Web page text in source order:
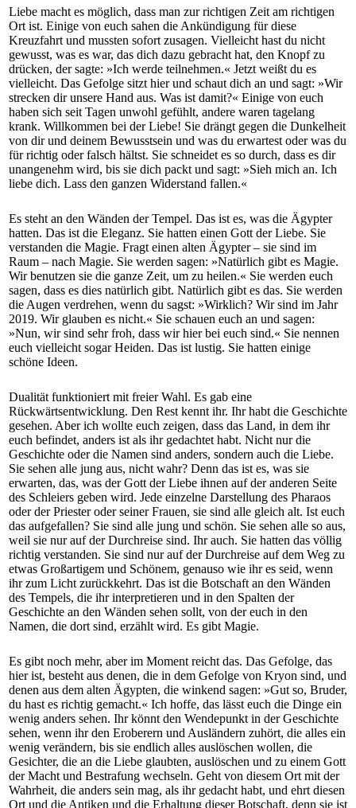
Liebe macht es möglich, dass man zur richtigen Zeit am richtigen
Ort ist. Einige von euch sahen die Ankündigung für diese
Kreuzfahrt und mussten sofort zusagen. Vielleicht hast du nicht
gewusst, was es war, das dich dazu gebracht hat, den Knopf zu
drücken, der sagte: »Ich werde teilnehmen.« Jetzt weißt du es
vielleicht. Das Gefolge sitzt hier und schaut dich an und sagt: »Wir
strecken dir unsere Hand aus. Was ist damit?« Einige von euch
haben sich seit Tagen unwohl gefühlt, andere waren tagelang
krank. Willkommen bei der Liebe! Sie drängt gegen die Dunkelheit
von dir und deinem Bewusstsein und was du erwartest oder was du
für richtig oder falsch hältst. Sie schneidet es so durch, dass es dir
unangenehm wird, bis sie dich packt und sagt: »Sieh mich an. Ich
liebe dich. Lass den ganzen Widerstand fallen.«
Es steht an den Wänden der Tempel. Das ist es, was die Ägypter
hatten. Das ist die Eleganz. Sie hatten einen Gott der Liebe. Sie
verstanden die Magie. Fragt einen alten Ägypter – sie sind im
Raum – nach Magie. Sie werden sagen: »Natürlich gibt es Magie.
Wir benutzen sie die ganze Zeit, um zu heilen.« Sie werden euch
sagen, dass es dies natürlich gibt. Natürlich gibt es das. Sie werden
die Augen verdrehen, wenn du sagst: »Wirklich? Wir sind im Jahr
2019. Wir glauben es nicht.« Sie schauen euch an und sagen:
»Nun, wir sind sehr froh, dass wir hier bei euch sind.« Sie nennen
euch vielleicht sogar Heiden. Das ist lustig. Sie hatten einige
schöne Ideen.
Dualität funktioniert mit freier Wahl. Es gab eine
Rückwärtsentwicklung. Den Rest kennt ihr. Ihr habt die Geschichte
gesehen. Aber ich wollte euch zeigen, dass das Land, in dem ihr
euch befindet, anders ist als ihr gedachtet habt. Nicht nur die
Geschichte oder die Namen sind anders, sondern auch die Liebe.
Sie sehen alle jung aus, nicht wahr? Denn das ist es, was sie
erwarten, das, was der Gott der Liebe ihnen auf der anderen Seite
des Schleiers geben wird. Jede einzelne Darstellung des Pharaos
oder der Priester oder seiner Frauen, sie sind alle gleich alt. Ist euch
das aufgefallen? Sie sind alle jung und schön. Sie sehen alle so aus,
weil sie nur auf der Durchreise sind. Ihr auch. Sie hatten das völlig
richtig verstanden. Sie sind nur auf der Durchreise auf dem Weg zu
etwas Großartigem und Schönem, genauso wie ihr es seid, wenn
ihr zum Licht zurückkehrt. Das ist die Botschaft an den Wänden
des Tempels, die ihr interpretieren und in den Spalten der
Geschichte an den Wänden sehen sollt, von der euch in den
Namen, die dort sind, erzählt wird. Es gibt Magie.
Es gibt noch mehr, aber im Moment reicht das. Das Gefolge, das
hier ist, besteht aus denen, die in dem Gefolge von Kryon sind, und
denen aus dem alten Ägypten, die winkend sagen: »Gut so, Bruder,
du hast es richtig gemacht.« Ich hoffe, das lässt euch die Dinge ein
wenig anders sehen. Ihr könnt den Wendepunkt in der Geschichte
sehen, wenn ihr den Eroberern und Ausländern zuhört, die alles ein
wenig verändern, bis sie endlich alles auslöschen wollen, die
Gesichter, die an die Liebe glaubten, auslöschen und zu einem Gott
der Macht und Bestrafung wechseln. Geht von diesem Ort mit der
Wahrheit, die anders sein mag, als ihr gedacht habt, und ehrt diesen
Ort und die Antiken und die Erhaltung dieser Botschaft, denn sie ist